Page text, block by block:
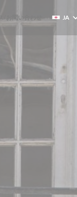
ィンドウで開きます))
/お問い合わせ JA